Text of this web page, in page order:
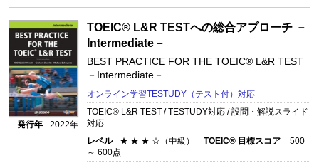
発行年 2022年
TOEIC® L&R TESTへの総合アプローチ －
Intermediate－
BEST PRACTICE FOR THE TOEIC® L&R TEST
－Intermediate－
オンライン学習TESTUDY（テスト付）対応
TOEIC® L&R TEST / TESTUDY対応 / 設問・解説スライド
対応
レベル
★ ★ ★ ☆（中級） TOEIC® 目標スコア
500
～ 600点